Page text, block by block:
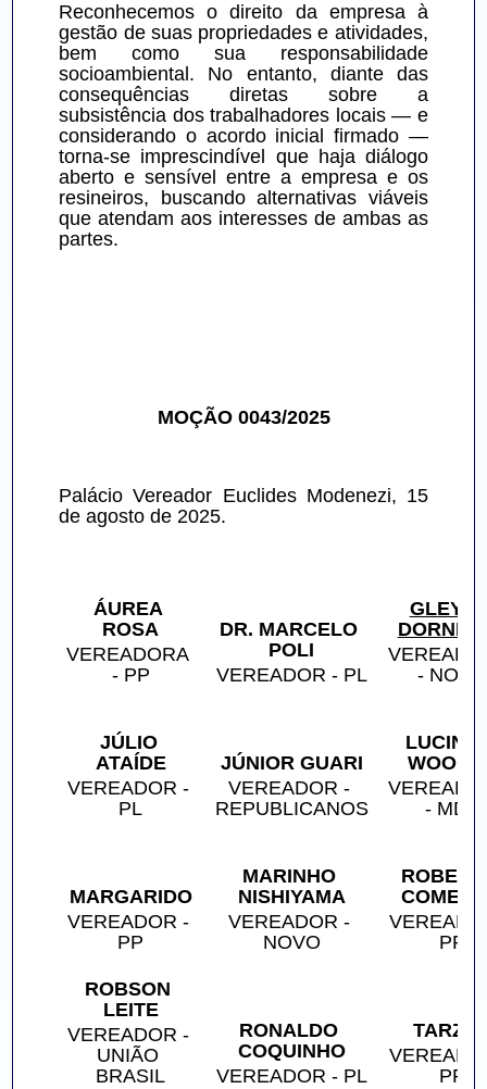
Reconhecemos o direito da empresa à
gestão de suas propriedades e atividades,
bem como sua responsabilidade
socioambiental. No entanto, diante das
consequências diretas sobre a
subsistência dos trabalhadores locais — e
considerando o acordo inicial firmado —
torna-se imprescindível que haja diálogo
aberto e sensível entre a empresa e os
resineiros, buscando alternativas viáveis
que atendam aos interesses de ambas as
partes.
MOÇÃO 0043/2025
Palácio Vereador Euclides Modenezi, 15
de agosto de 2025.
ÁUREA
ROSA
VEREADORA
- PP
DR. MARCELO
POLI
VEREADOR - PL
- NOVO
JÚLIO
ATAÍDE
VEREADOR -
PL
JÚNIOR GUARI
VEREADOR -
REPUBLICANOS
- MDB
MARGARIDO
VEREADOR -
PP
MARINHO
NISHIYAMA
VEREADOR -
NOVO
PP
ROBSON
LEITE
VEREADOR -
UNIÃO
BRASIL
RONALDO
COQUINHO
VEREADOR - PL
PP